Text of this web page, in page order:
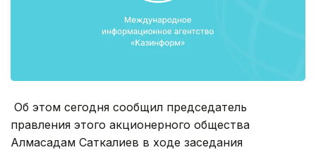
Об этом сегодня сообщил председатель
правления этого акционерного общества
Алмасадам Саткалиев в ходе заседания